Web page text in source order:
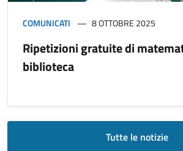
COMUNICATI 8 OTTOBRE 2025
Ripetizioni gratuite di
biblioteca
Tutte le notizie